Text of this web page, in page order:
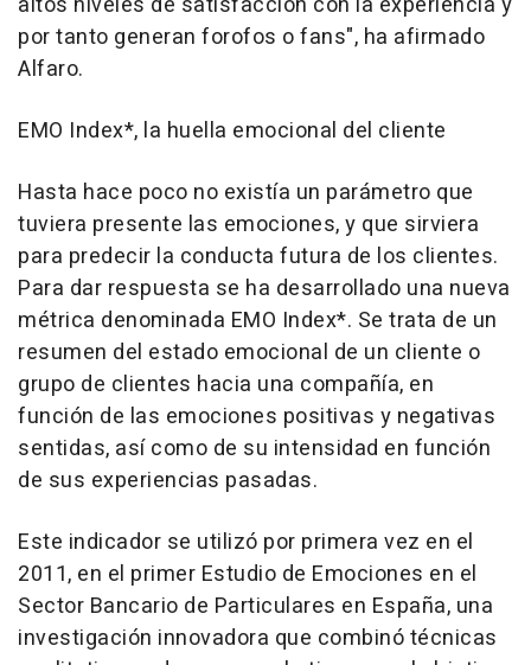
por tanto generan forofos o fans", ha afirmado
Alfaro.
EMO Index*, la huella emocional del cliente
Hasta hace poco no existía un parámetro que
tuviera presente las emociones, y que sirviera
para predecir la conducta futura de los clientes.
Para dar respuesta se ha desarrollado una nueva
métrica denominada EMO Index*. Se trata de un
resumen del estado emocional de un cliente o
grupo de clientes hacia una compañía, en
función de las emociones positivas y negativas
sentidas, así como de su intensidad en función
de sus experiencias pasadas.
Este indicador se utilizó por primera vez en el
2011, en el primer Estudio de Emociones en el
Sector Bancario de Particulares en España, una
investigación innovadora que combinó técnicas